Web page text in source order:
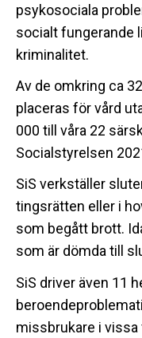
psykosociala
socialt fungerande
kriminalitet.
Av de omkring ca
placeras för vård
000 till våra 22
Socialstyrelsen
SiS verkställer
tingsrätten eller i
som begått brott.
som är dömda till
SiS driver även 11
missbrukare i